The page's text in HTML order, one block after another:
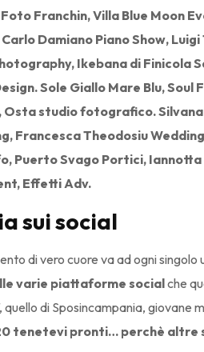
Franchin, Villa Blue Moon
Damiano Piano Show,
Ikebana di Finicola
Sole Giallo Mare Blu,
studio fotografico.
Francesca Theodosiu
Svago Portici, Iannotta
Effetti Adv.
sui social
di vero cuore va ad ogni
varie piattaforme socialche
di Sposincampania,
tenetevi pronti… perchè altre